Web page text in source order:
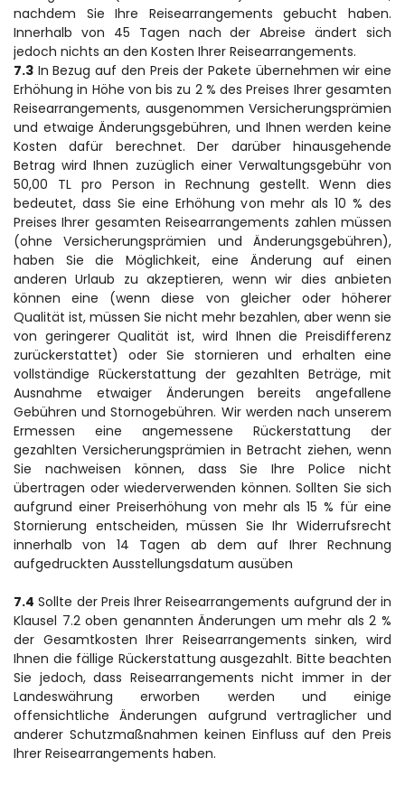
nachdem Sie Ihre Reisearrangements gebucht haben.
Innerhalb von 45 Tagen nach der Abreise ändert sich
jedoch nichts an den Kosten Ihrer Reisearrangements.
7.3 In Bezug auf den Preis der Pakete übernehmen wir eine
Erhöhung in Höhe von bis zu 2 % des Preises Ihrer gesamten
Reisearrangements, ausgenommen Versicherungsprämien
und etwaige Änderungsgebühren, und Ihnen werden keine
Kosten dafür berechnet. Der darüber hinausgehende
Betrag wird Ihnen zuzüglich einer Verwaltungsgebühr von
50,00 TL pro Person in Rechnung gestellt. Wenn dies
bedeutet, dass Sie eine Erhöhung von mehr als 10 % des
Preises Ihrer gesamten Reisearrangements zahlen müssen
(ohne Versicherungsprämien und Änderungsgebühren),
haben Sie die Möglichkeit, eine Änderung auf einen
anderen Urlaub zu akzeptieren, wenn wir dies anbieten
können eine (wenn diese von gleicher oder höherer
Qualität ist, müssen Sie nicht mehr bezahlen, aber wenn sie
von geringerer Qualität ist, wird Ihnen die Preisdifferenz
zurückerstattet) oder Sie stornieren und erhalten eine
vollständige Rückerstattung der gezahlten Beträge, mit
Ausnahme etwaiger Änderungen bereits angefallene
Gebühren und Stornogebühren. Wir werden nach unserem
Ermessen eine angemessene Rückerstattung der
gezahlten Versicherungsprämien in Betracht ziehen, wenn
Sie nachweisen können, dass Sie Ihre Police nicht
übertragen oder wiederverwenden können. Sollten Sie sich
aufgrund einer Preiserhöhung von mehr als 15 % für eine
Stornierung entscheiden, müssen Sie Ihr Widerrufsrecht
innerhalb von 14 Tagen ab dem auf Ihrer Rechnung
aufgedruckten Ausstellungsdatum ausüben
7.4 Sollte der Preis Ihrer Reisearrangements aufgrund der in
Klausel 7.2 oben genannten Änderungen um mehr als 2 %
der Gesamtkosten Ihrer Reisearrangements sinken, wird
Ihnen die fällige Rückerstattung ausgezahlt. Bitte beachten
Sie jedoch, dass Reisearrangements nicht immer in der
Landeswährung erworben werden und einige
offensichtliche Änderungen aufgrund vertraglicher und
anderer Schutzmaßnahmen keinen Einfluss auf den Preis
Ihrer Reisearrangements haben.